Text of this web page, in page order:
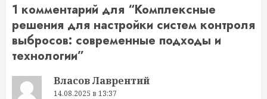
1 комментарий для “Комплексные
решения для настройки систем контроля
выбросов: современные подходы и
технологии”
Власов Лаврентий
14.08.2025 в 13:37